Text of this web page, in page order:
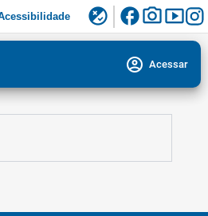
flaky facebookphoto_camerasmart_display
account_circle Acessar